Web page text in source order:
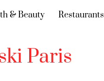
& Beauty (current)
Restaurants
Paris